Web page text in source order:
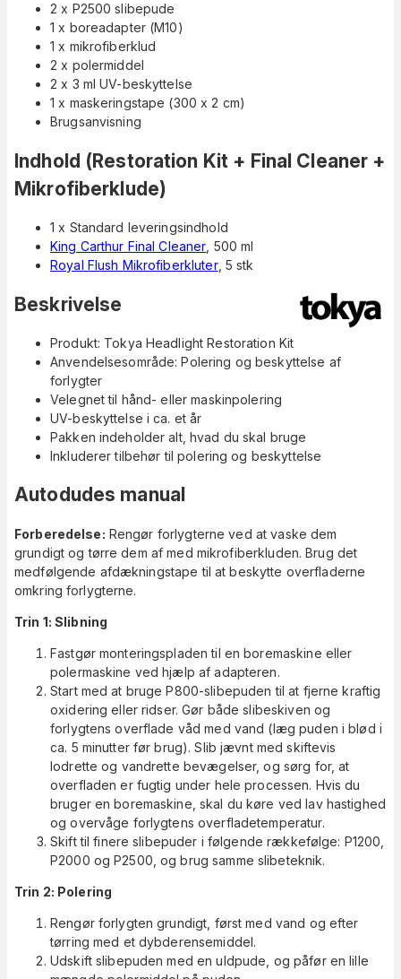
2 x P2500 slibepude
1 x boreadapter (M10)
1 x mikrofiberklud
2 x polermiddel
2 x 3 ml UV-beskyttelse
1 x maskeringstape (300 x 2 cm)
Brugsanvisning
Indhold (Restoration Kit + Final Cleaner +
Mikrofiberklude)
1 x Standard leveringsindhold
King Carthur Final Cleaner , 500 ml
Royal Flush Mikrofiberkluter, 5 stk
Beskrivelse
Produkt: Tokya Headlight Restoration Kit
Anvendelsesområde: Polering og beskyttelse af
forlygter
Velegnet til hånd- eller maskinpolering
UV-beskyttelse i ca. et år
Pakken indeholder alt, hvad du skal bruge
Inkluderer tilbehør til polering og beskyttelse
Autodudes manual
Forberedelse: Rengør forlygterne ved at vaske dem
grundigt og tørre dem af med mikrofiberkluden. Brug det
medfølgende afdækningstape til at beskytte overfladerne
omkring forlygterne.
Trin 1: Slibning
Fastgør monteringspladen til en boremaskine eller
polermaskine ved hjælp af adapteren.
Start med at bruge P800-slibepuden til at fjerne kraftig
oxidering eller ridser. Gør både slibeskiven og
forlygtens overflade våd med vand (læg puden i blød i
ca. 5 minutter før brug). Slib jævnt med skiftevis
lodrette og vandrette bevægelser, og sørg for, at
overfladen er fugtig under hele processen. Hvis du
bruger en boremaskine, skal du køre ved lav hastighed
og overvåge forlygtens overfladetemperatur.
Skift til finere slibepuder i følgende rækkefølge: P1200,
P2000 og P2500, og brug samme slibeteknik.
Trin 2: Polering
Rengør forlygten grundigt, først med vand og efter
tørring med et dybderensemiddel.
Udskift slibepuden med en uldpude, og påfør en lille